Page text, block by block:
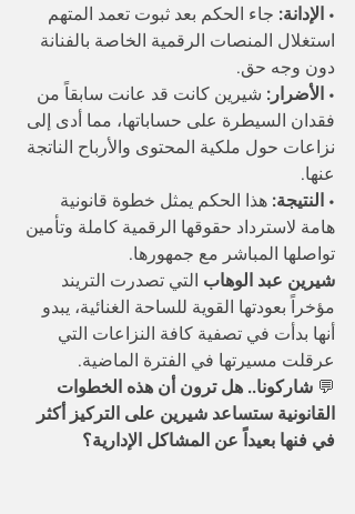
• الإدانة: جاء الحكم بعد ثبوت تعمد المتهم
استغلال المنصات الرقمية الخاصة بالفنانة
دون وجه حق.
• الأضرار: شيرين كانت قد عانت سابقاً من
فقدان السيطرة على حساباتها، مما أدى إلى
نزاعات حول ملكية المحتوى والأرباح الناتجة
عنها.
• النتيجة: هذا الحكم يمثل خطوة قانونية
هامة لاسترداد حقوقها الرقمية كاملة وتأمين
تواصلها المباشر مع جمهورها.
شيرين عبد الوهاب التي تصدرت التريند
مؤخراً بعودتها القوية للساحة الغنائية، يبدو
أنها بدأت في تصفية كافة النزاعات التي
عرقلت مسيرتها في الفترة الماضية.
💬 شاركونا.. هل ترون أن هذه الخطوات
القانونية ستساعد شيرين على التركيز أكثر
في فنها بعيداً عن المشاكل الإدارية؟